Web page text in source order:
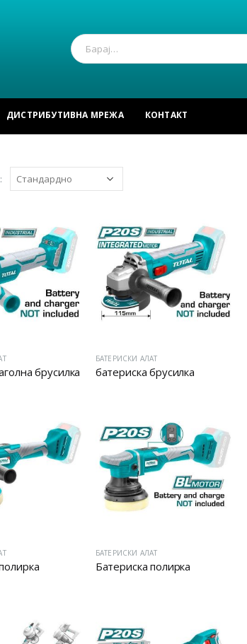
ДИСТРИБУТИВНА МРЕЖА КОНТАКТ
брусилка
БАТЕРИСКИ АЛАТ
батериска брусилка
БАТЕРИСКИ АЛАТ
Батериска полирка